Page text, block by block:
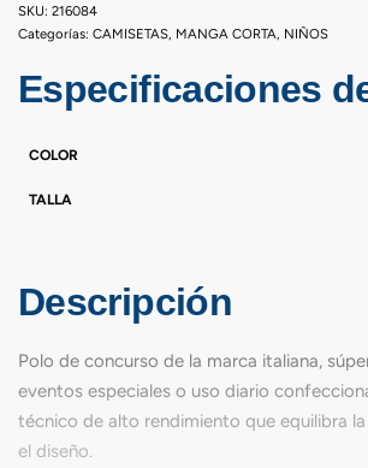
216084
Categorías: CAMISETAS, MANGA CORTA, NIÑOS
Especificaciones
COLOR
TALLA
Descripción
Polo de concurso de la marca italiana,
eventos especiales o uso diario
técnico de alto rendimiento que equilibra
el diseño.